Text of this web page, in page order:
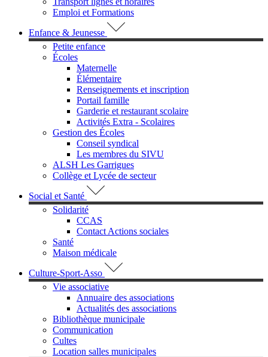
Emploi et Formations
Enfance & Jeunesse
Petite enfance
Écoles
Maternelle
Élémentaire
Renseignements et inscription
Portail famille
Garderie et restaurant scolaire
Activités Extra - Scolaires
Gestion des Écoles
Conseil syndical
Les membres du SIVU
ALSH Les Garrigues
Collège et Lycée de secteur
Social et Santé
Solidarité
CCAS
Contact Actions sociales
Santé
Maison médicale
Culture-Sport-Asso
Vie associative
Annuaire des associations
Actualités des associations
Bibliothèque municipale
Communication
Cultes
Location salles municipales